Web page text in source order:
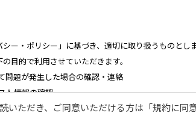
ー・ポリシー」に基づき、適切に取り扱うものとしま
目的で利用させていただきます。
題が発生した場合の確認・連絡
情報の確認
様に対する迅速なご連絡（電子メール、電話、郵
いただき、ご同意いただける方は「規約に同